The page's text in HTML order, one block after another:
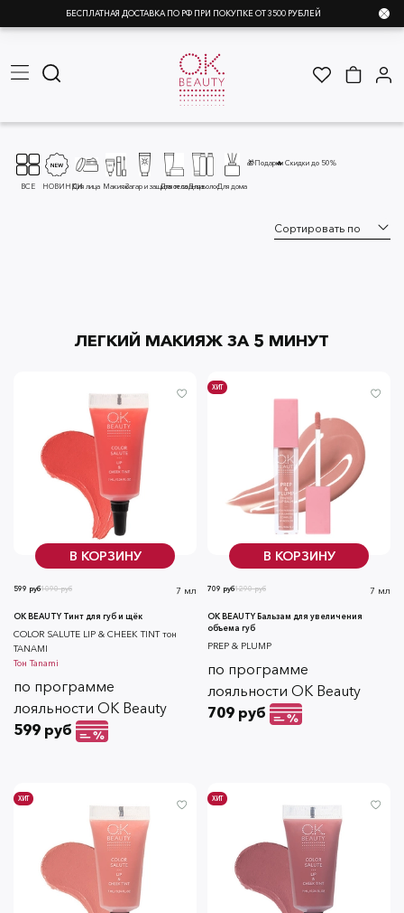
БЕСПЛАТНАЯ ДОСТАВКА ПО РФ ПРИ ПОКУПКЕ ОТ 3500 РУБЛЕЙ
ВСЕ НОВИНКИДля лица МакияжЗагар и защита от солнца
Для телаДля волосДля дома
🎁Подарки🔥 Скидки до 50%
ЛЕГКИЙ МАКИЯЖ ЗА 5 МИНУТ
В КОРЗИНУ
1090 руб
599 руб 7 мл
OK BEAUTY Тинт для губ и щёк
СOLOR SALUTE LIP & CHEEK TINT тон
TANAMI
Тон Tanami
по программе
лояльности OK Beauty
599 руб
В КОРЗИНУ
ХИТ
1290 руб
709 руб 7 мл
OK BEAUTY Бальзам для увеличения
объема губ
PREP & PLUMP
по программе
лояльности OK Beauty
709 руб
ХИТ ХИТ